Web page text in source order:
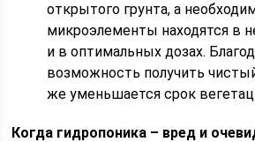
открытого грунта, а
микроэлементы находятся в
и в оптимальных дозах.
возможность получить
же уменьшается срок
Когда гидропоника – вред и